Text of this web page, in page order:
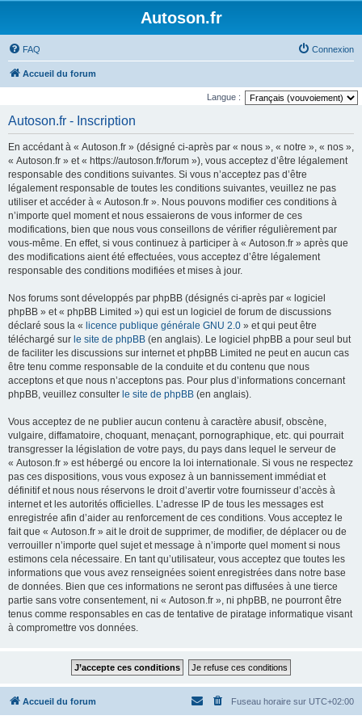
Autoson.fr
FAQ Connexion
Accueil du forum
Langue :
Autoson.fr - Inscription
En accédant à « Autoson.fr » (désigné ci-après par « nous », « notre », « nos »,
« Autoson.fr » et « https://autoson.fr/forum »), vous acceptez d’être légalement
responsable des conditions suivantes. Si vous n’acceptez pas d’être
légalement responsable de toutes les conditions suivantes, veuillez ne pas
utiliser et accéder à « Autoson.fr ». Nous pouvons modifier ces conditions à
n’importe quel moment et nous essaierons de vous informer de ces
modifications, bien que nous vous conseillons de vérifier régulièrement par
vous-même. En effet, si vous continuez à participer à « Autoson.fr » après que
des modifications aient été effectuées, vous acceptez d’être légalement
responsable des conditions modifiées et mises à jour.
Nos forums sont développés par phpBB (désignés ci-après par « logiciel
phpBB » et « phpBB Limited ») qui est un logiciel de forum de discussions
déclaré sous la « licence publique générale GNU 2.0 » et qui peut être
téléchargé sur le site de phpBB (en anglais). Le logiciel phpBB a pour seul but
de faciliter les discussions sur internet et phpBB Limited ne peut en aucun cas
être tenu comme responsable de la conduite et du contenu que nous
acceptons et que nous n’acceptons pas. Pour plus d’informations concernant
phpBB, veuillez consulter le site de phpBB (en anglais).
Vous acceptez de ne publier aucun contenu à caractère abusif, obscène,
vulgaire, diffamatoire, choquant, menaçant, pornographique, etc. qui pourrait
transgresser la législation de votre pays, du pays dans lequel le serveur de
« Autoson.fr » est hébergé ou encore la loi internationale. Si vous ne respectez
pas ces dispositions, vous vous exposez à un bannissement immédiat et
définitif et nous nous réservons le droit d’avertir votre fournisseur d’accès à
internet et les autorités officielles. L’adresse IP de tous les messages est
enregistrée afin d’aider au renforcement de ces conditions. Vous acceptez le
fait que « Autoson.fr » ait le droit de supprimer, de modifier, de déplacer ou de
verrouiller n’importe quel sujet et message à n’importe quel moment si nous
estimons cela nécessaire. En tant qu’utilisateur, vous acceptez que toutes les
informations que vous avez renseignées soient enregistrées dans notre base
de données. Bien que ces informations ne seront pas diffusées à une tierce
partie sans votre consentement, ni « Autoson.fr », ni phpBB, ne pourront être
tenus comme responsables en cas de tentative de piratage informatique visant
à compromettre vos données.
Accueil du forum Fuseau horaire sur UTC+02:00